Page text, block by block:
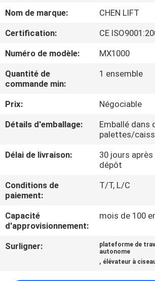
À
PROPOS
NOUS
DE
L'USINE
CONTRÔLE
DE
LA
QUALITÉ
NOUS
Nom de marque:
CHEN LIFT
Certification:
CE
Numéro de modèle:
MX1000
Quantité de
commande min:
1 ensemble
Prix:
Négociable
Détails d'emballage:
Emballé dans
palettes/
Délai de livraison:
30 jours
dépôt
Conditions de
paiement:
T/T, L/C
Capacité
d'approvisionnement:
mois de 100
Surligner:
plateforme de
autonome
, élévateur à